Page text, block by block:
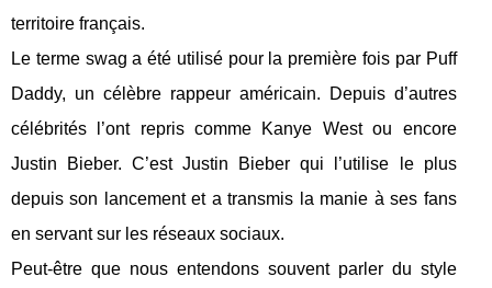
territoire français.
Le terme swag a été utilisé pour la première fois par Puff
Daddy, un célèbre rappeur américain. Depuis d’autres
célébrités l’ont repris comme Kanye West ou encore
Justin Bieber. C’est Justin Bieber qui l’utilise le plus
depuis son lancement et a transmis la manie à ses fans
en servant sur les réseaux sociaux.
Peut-être que nous entendons souvent parler du style